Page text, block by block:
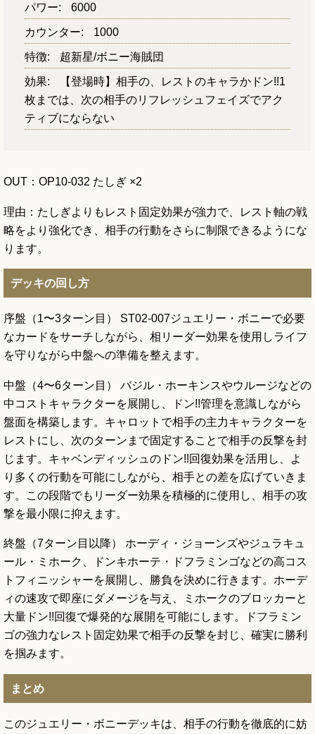
パワー:
6000
カウンター:
1000
特徴:
超新星/ボニー海賊団
効果:
【登場時】相手の、レストのキャラかドン!!1
枚までは、次の相手のリフレッシュフェイズでアク
ティブにならない
OUT：OP10-032 たしぎ ×2
理由：たしぎよりもレスト固定効果が強力で、レスト軸の戦
略をより強化でき、相手の行動をさらに制限できるようにな
ります。
デッキの回し方
序盤（1〜3ターン目） ST02-007ジュエリー・ボニーで必要
なカードをサーチしながら、相リーダー効果を使用しライフ
を守りながら中盤への準備を整えます。
中盤（4〜6ターン目） バジル・ホーキンスやウルージなどの
中コストキャラクターを展開し、ドン!!管理を意識しながら
盤面を構築します。キャロットで相手の主力キャラクターを
レストにし、次のターンまで固定することで相手の反撃を封
じます。キャベンディッシュのドン!!回復効果を活用し、よ
り多くの行動を可能にしながら、相手との差を広げていきま
す。この段階でもリーダー効果を積極的に使用し、相手の攻
撃を最小限に抑えます。
終盤（7ターン目以降） ホーディ・ジョーンズやジュラキュ
ール・ミホーク、ドンキホーテ・ドフラミンゴなどの高コス
トフィニッシャーを展開し、勝負を決めに行きます。ホーデ
ィの速攻で即座にダメージを与え、ミホークのブロッカーと
大量ドン!!回復で爆発的な展開を可能にします。ドフラミン
ゴの強力なレスト固定効果で相手の反撃を封じ、確実に勝利
を掴みます。
まとめ
このジュエリー・ボニーデッキは、相手の行動を徹底的に妨